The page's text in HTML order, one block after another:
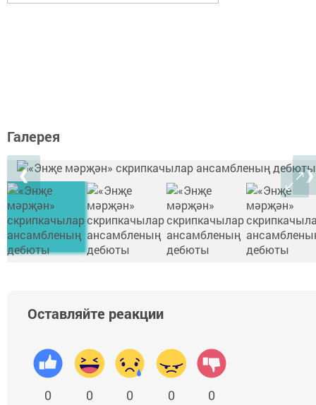
Галерея
❮ ❯
Оставляйте реакции
0 0 0 0 0